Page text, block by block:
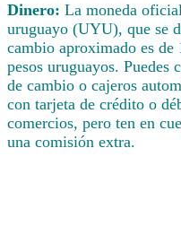
Dinero: La moneda
uruguayo (UYU), que se
cambio aproximado es de
pesos uruguayos. Puedes
de cambio o cajeros
con tarjeta de crédito o
comercios, pero ten en
una comisión extra.